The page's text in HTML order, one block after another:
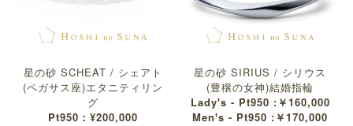
星の砂 SCHEAT / シェアト
(ペガサス座)エタニティリン
グ
Pt950：¥200,000
星の砂 SIRIUS / シリウス
(豊穣の女神)結婚指輪
Lady's - Pt950 :￥160,000
Men's - Pt950 :￥170,000